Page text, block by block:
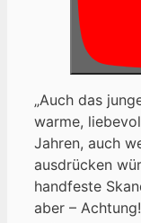
„Auch das
warme,
Jahren, auch
ausdrücken
handfeste
aber –